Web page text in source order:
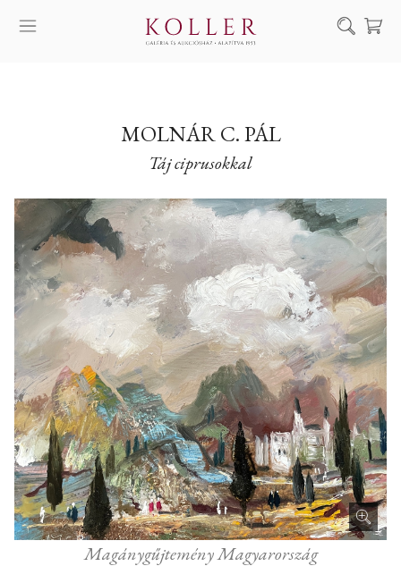
MŰVÉSZEINK
ALKOTÁSOK
AUKCIÓ
KIÁLLÍTÁSAINK
HÍREINK
RÓLUNK
EN
DE
Keresés
MOLNÁR C. PÁL
Táj ciprusokkal
Magánygűjtemény Magyarország